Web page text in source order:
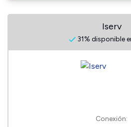
Iserv
31% disponible
Conexión: